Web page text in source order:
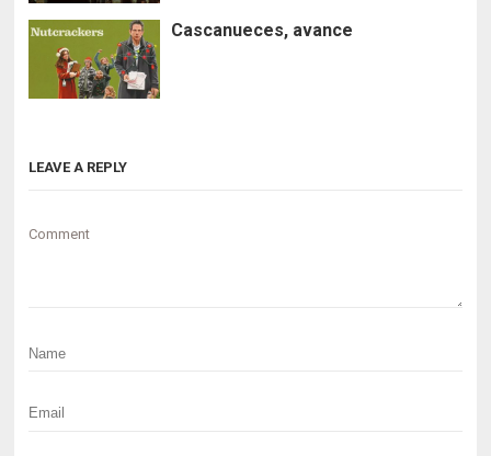
Cascanueces, avance
LEAVE A REPLY
Comment